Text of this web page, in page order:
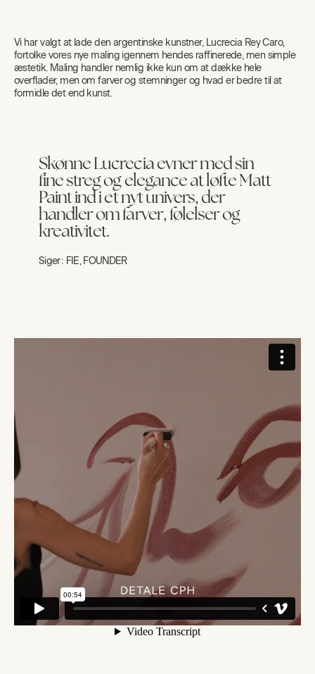
Vi har valgt at lade den argentinske kunstner, Lucrecia Rey Caro,
fortolke vores nye maling igennem hendes raffinerede, men simple
æstetik. Maling handler nemlig ikke kun om at dække hele
overflader, men om farver og stemninger og hvad er bedre til at
formidle det end kunst.
Skønne Lucrecia evner med sin
fine streg og elegance at løfte Matt
Paint ind i et nyt univers, der
handler om farver, følelser og
kreativitet.
Siger: FIE, FOUNDER